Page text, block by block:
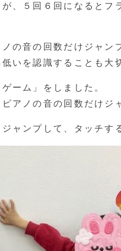
、５回６回になると
の音の回数だけジャ
いを認識することも大
ーム」をしました。
アノの音の回数だけジ
ャンプして、タッチす